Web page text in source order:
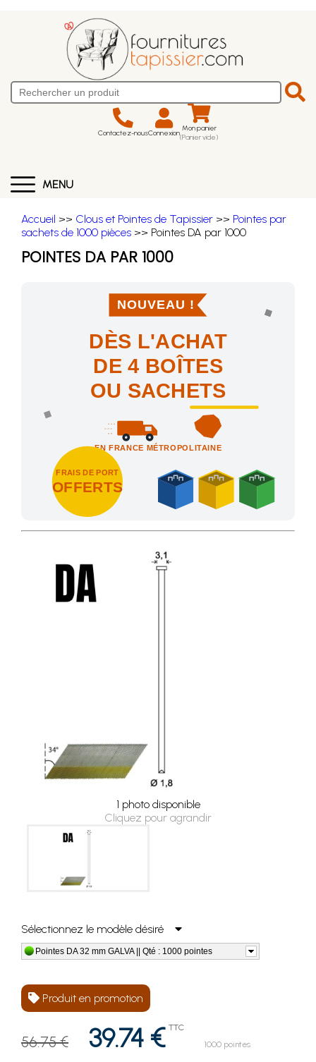
Contactez-nousConnexion Mon panier
(Panier vide)
MENU
Accueil >> Clous et Pointes de Tapissier >> Pointes par
sachets de 1000 pièces >> Pointes DA par 1000
POINTES DA PAR 1000
NOUVEAU !
DÈS L'ACHAT
DE 4 BOÎTES
OU SACHETS
EN FRANCE MÉTROPOLITAINE
FRAIS DE PORT
OFFERTS
Achetez 4 sachets ou boîtes d'agrafes ou de pointes et
1 photo disponible
Cliquez pour agrandir
Sélectionnez le modèle désiré
Pointes DA 32 mm GALVA || Qté : 1000 pointes
Produit en promotion
56.75 € 39.74 € TTC
1000 pointes